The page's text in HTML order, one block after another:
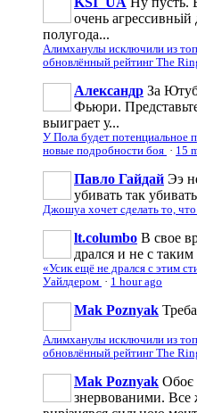
очень
полугода...
Алимханулы исключили из
обновлённый рейтинг The
Александр За
Фьюри.
выиграет у...
У Пола будет
новые подробности боя · 15
Павло Гайдай Ээ
убивать так
Джошуа хочет сделать то,
lt.columbo В свое
дрался и не с
«Усик ещё не дрался с этим
Уайлдером · 1 hour ago
Mak Poznyak
Алимханулы исключили из
обновлённый рейтинг The
Mak Poznyak Обоє
знервованими.